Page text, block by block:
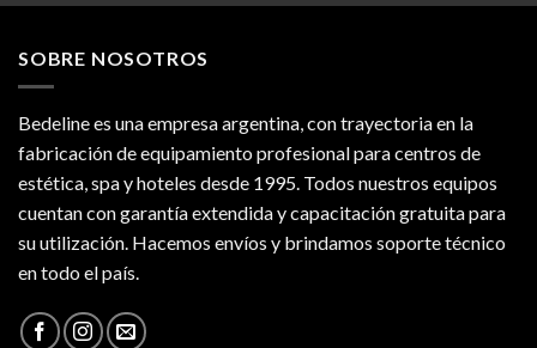
SOBRE NOSOTROS
Bedeline es una empresa argentina, con trayectoria en la
fabricación de equipamiento profesional para centros de
estética, spa y hoteles desde 1995. Todos nuestros equipos
cuentan con garantía extendida y capacitación gratuita para
su utilización. Hacemos envíos y brindamos soporte técnico
en todo el país.